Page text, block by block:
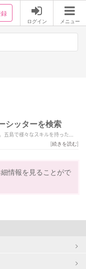
ログイン メニュー
シッターを検索
島で様々なスキルを持ったサ
[続きを読む]
情報を見ることがで